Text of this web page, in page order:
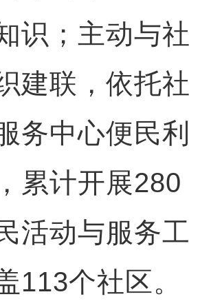
识；主动与社
建联，依托社
务中心便民利
累计开展280
活动与服务工
113个社区。